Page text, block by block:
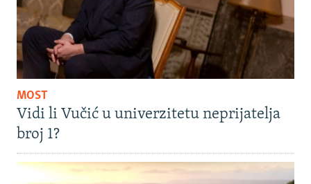
MOST
Vidi li Vučić u univerzitetu neprijatelja
broj 1?